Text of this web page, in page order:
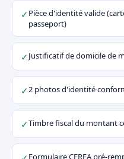
✓ Pièce d'identité valide
passeport)
✓Justificatif de domicile de
✓2 photos d'identité
✓Timbre fiscal du montant
Formulaire CERFA pré-